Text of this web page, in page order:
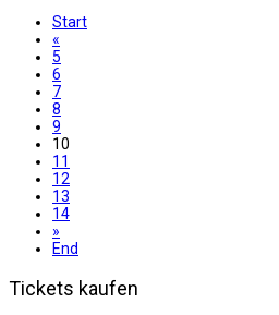
Start
«
5
6
7
8
9
10
11
12
13
14
»
End
Tickets kaufen